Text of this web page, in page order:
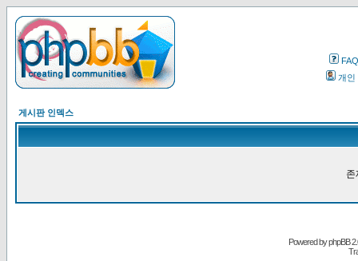
FAQ
개인
게시판 인덱스
존
Powered byphpBB